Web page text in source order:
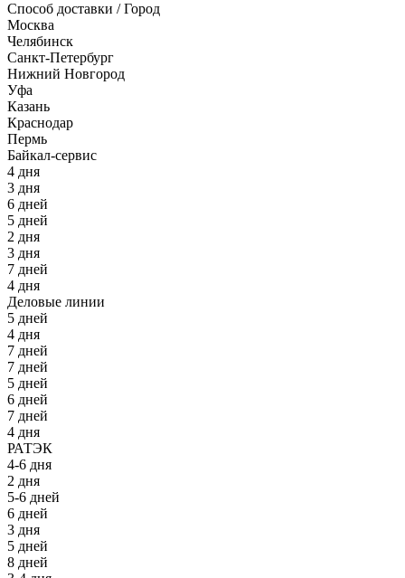
Способ доставки / Город
Москва
Челябинск
Санкт-Петербург
Нижний Новгород
Уфа
Казань
Краснодар
Пермь
Байкал-сервис
4 дня
3 дня
6 дней
5 дней
2 дня
3 дня
7 дней
4 дня
Деловые линии
5 дней
4 дня
7 дней
7 дней
5 дней
6 дней
7 дней
4 дня
РАТЭК
4-6 дня
2 дня
5-6 дней
6 дней
3 дня
5 дней
8 дней